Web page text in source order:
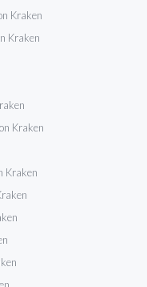
Kraken
Kraken
Kraken
Kraken